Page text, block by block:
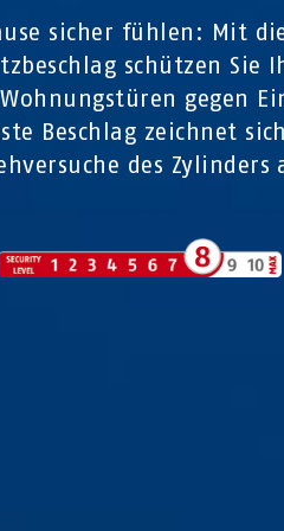
sicher fühlen: Mit
schützen Sie
gegen
Beschlag zeichnet
des Zylinders